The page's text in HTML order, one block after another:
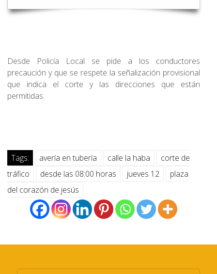
Desde Policía Local se pide a los conductores
precaución y que se respete la señalización provisional
que indica el corte y las direcciones que están
permitidas.
Tags: avería en tubería calle la haba
corte de
tráfico
desde las 08:00 horas jueves 12
plaza
del corazón de jesús